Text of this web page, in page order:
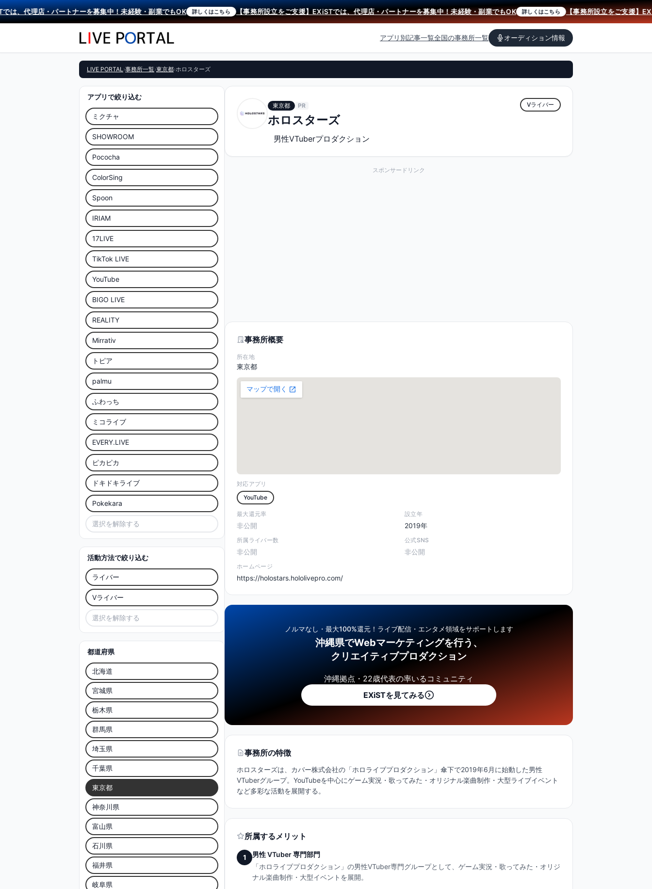
、代理店・パートナーを募集中！未経験・副業でもOK 詳しくはこちら 【事務所設立をご支援】EXiSTでは、代理店・パートナーを募集中！未経験・副業でもOK 詳しくはこちら 【事務所設立をご支援】
アプリ別記事一覧全国の事務所一覧 オーディション情報
LIVE PORTAL›事務所一覧›東京都›ホロスターズ
アプリで絞り込む
ミクチャ
SHOWROOM
Pococha
ColorSing
Spoon
IRIAM
17LIVE
TikTok LIVE
YouTube
BIGO LIVE
REALITY
Mirrativ
トピア
palmu
ふわっち
ミコライブ
EVERY.LIVE
ピカピカ
ドキドキライブ
Pokekara
選択を解除する
活動方法で絞り込む
ライバー
Vライバー
選択を解除する
都道府県
北海道
宮城県
栃木県
群馬県
埼玉県
千葉県
東京都
神奈川県
富山県
石川県
福井県
岐阜県
東京都 PR
ホロスターズ
Vライバー
男性VTuberプロダクション
スポンサードリンク
事務所概要
所在地
東京都
対応アプリ
YouTube
最大還元率
非公開
設立年
2019年
所属ライバー数
非公開
公式SNS
非公開
ホームページ
https://holostars.hololivepro.com/
ノルマなし・最大100%還元！ ライブ配信・エンタメ領域をサポートします
沖縄県でWebマーケティングを行う、
クリエイティブプロダクション
沖縄拠点・22歳代表の率いるコミュニティ
EXiSTを見てみる
事務所の特徴
ホロスターズは、カバー株式会社の「ホロライブプロダクション」傘下で2019年6月に始動した男性
VTuberグループ。YouTubeを中心にゲーム実況・歌ってみた・オリジナル楽曲制作・大型ライブイベント
など多彩な活動を展開する。
所属するメリット
1
男性 VTuber 専門部門
「ホロライブプロダクション」の男性VTuber専門グループとして、ゲーム実況・歌ってみた・オリジ
ナル楽曲制作・大型イベントを展開。